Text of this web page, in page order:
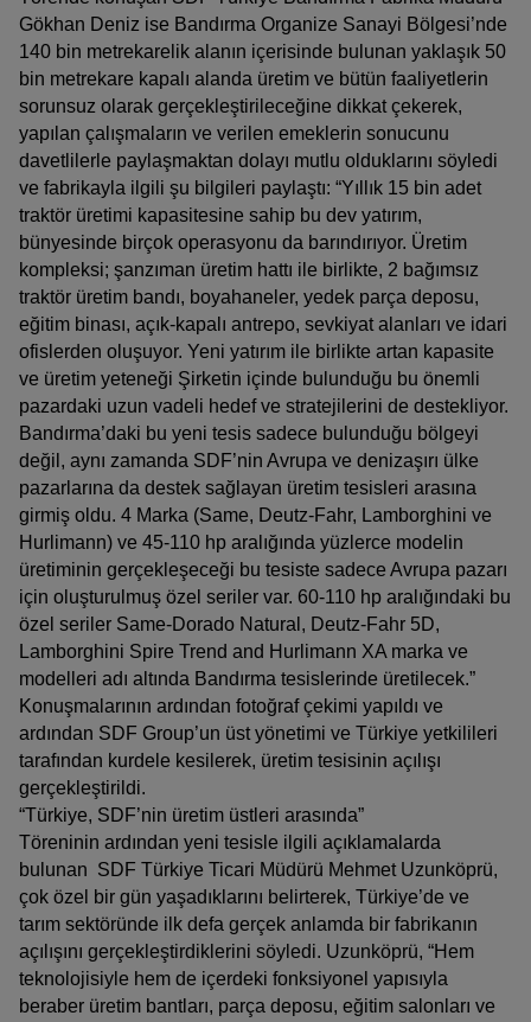
Gökhan Deniz ise Bandırma Organize Sanayi Bölgesi’nde
140 bin metrekarelik alanın içerisinde bulunan yaklaşık 50
bin metrekare kapalı alanda üretim ve bütün faaliyetlerin
sorunsuz olarak gerçekleştirileceğine dikkat çekerek,
yapılan çalışmaların ve verilen emeklerin sonucunu
davetlilerle paylaşmaktan dolayı mutlu olduklarını söyledi
ve fabrikayla ilgili şu bilgileri paylaştı: “Yıllık 15 bin adet
traktör üretimi kapasitesine sahip bu dev yatırım,
bünyesinde birçok operasyonu da barındırıyor. Üretim
kompleksi; şanzıman üretim hattı ile birlikte, 2 bağımsız
traktör üretim bandı, boyahaneler, yedek parça deposu,
eğitim binası, açık-kapalı antrepo, sevkiyat alanları ve idari
ofislerden oluşuyor. Yeni yatırım ile birlikte artan kapasite
ve üretim yeteneği Şirketin içinde bulunduğu bu önemli
pazardaki uzun vadeli hedef ve stratejilerini de destekliyor.
Bandırma’daki bu yeni tesis sadece bulunduğu bölgeyi
değil, aynı zamanda SDF’nin Avrupa ve denizaşırı ülke
pazarlarına da destek sağlayan üretim tesisleri arasına
girmiş oldu. 4 Marka (Same, Deutz-Fahr, Lamborghini ve
Hurlimann) ve 45-110 hp aralığında yüzlerce modelin
üretiminin gerçekleşeceği bu tesiste sadece Avrupa pazarı
için oluşturulmuş özel seriler var. 60-110 hp aralığındaki bu
özel seriler Same-Dorado Natural, Deutz-Fahr 5D,
Lamborghini Spire Trend and Hurlimann XA marka ve
modelleri adı altında Bandırma tesislerinde üretilecek.”
Konuşmalarının ardından fotoğraf çekimi yapıldı ve
ardından SDF Group’un üst yönetimi ve Türkiye yetkilileri
tarafından kurdele kesilerek, üretim tesisinin açılışı
gerçekleştirildi.
“Türkiye, SDF’nin üretim üstleri arasında”
Töreninin ardından yeni tesisle ilgili açıklamalarda
bulunan SDF Türkiye Ticari Müdürü Mehmet Uzunköprü,
çok özel bir gün yaşadıklarını belirterek, Türkiye’de ve
tarım sektöründe ilk defa gerçek anlamda bir fabrikanın
açılışını gerçekleştirdiklerini söyledi. Uzunköprü, “Hem
teknolojisiyle hem de içerdeki fonksiyonel yapısıyla
beraber üretim bantları, parça deposu, eğitim salonları ve